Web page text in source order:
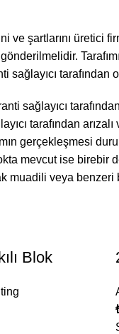
şartlarını üretici
tarafından
sağlayıcı
tarafından
gerçekleşmesi
mevcut ise birebir
muadili veya
Blok